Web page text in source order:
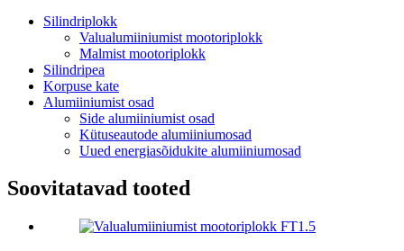
Silindriplokk
Valualumiiniumist mootoriplokk
Malmist mootoriplokk
Silindripea
Korpuse kate
Alumiiniumist osad
Side alumiiniumist osad
Kütuseautode alumiiniumosad
Uued energiasõidukite alumiiniumosad
Soovitatavad tooted